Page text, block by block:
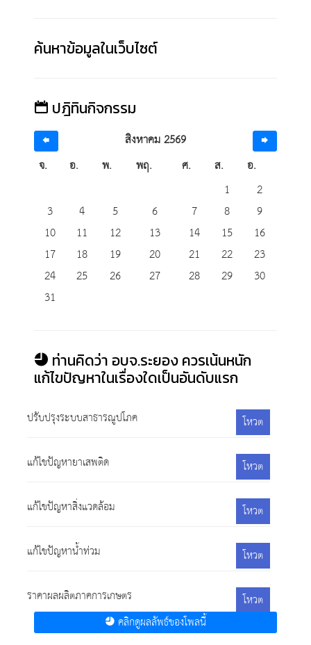
ค้นหาข้อมูลในเว็บไซต์
ปฎิทินกิจกรรม
สิงหาคม 2569
จ.
อ. พ. พฤ. ศ. ส.
อ.
1
2
3
4 5 6 7 8
9
10
11 12 13 14 15
16
17
18 19 20 21 22
23
24
25 26 27 28 29
30
31
ท่านคิดว่า อบจ.ระยอง ควรเน้นหนัก
แก้ไขปัญหาในเรื่องใดเป็นอันดับแรก
ปรับปรุงระบบสาธารณูปโภค โหวต
แก้ไขปัญหายาเสพติด โหวต
แก้ไขปัญหาสิ่งแวดล้อม โหวต
แก้ไขปัญหาน้ำท่วม โหวต
ราคาผลผลิตภาคการเกษตร
โหวต
คลิกดูผลลัพธ์ของโพลนี้